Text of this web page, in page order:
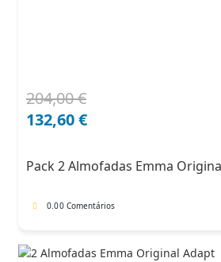
204,00€
O
preço
204,00 €.
132,60€
O
preço
132,60 €.
Pack 2 Almofadas Emma
0.00 Comentários